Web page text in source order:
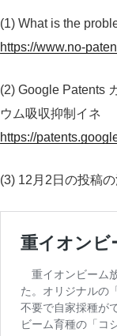
(1) What is the
https://www.no-
(2) Google Patents
ウム吸収抑制イネ
https://
(3) 12月2日の投稿